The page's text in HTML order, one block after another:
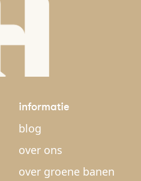
informatie
blog
over ons
over groene banen